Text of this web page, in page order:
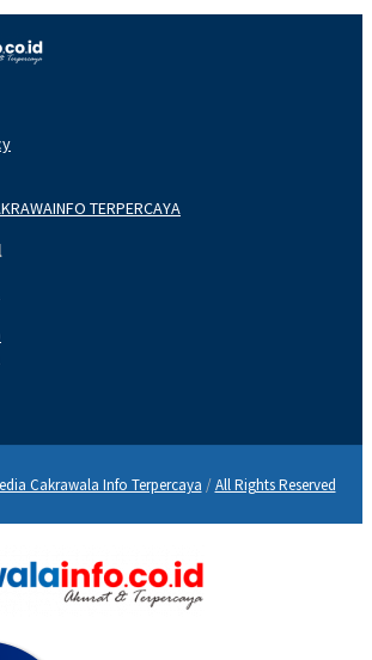
TERPERCAYA
Cakrawala Info Terpercaya /All Rights Reserved